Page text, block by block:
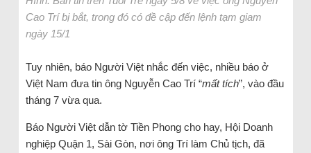
Cao Trí bị bắt, trong đó có đề cập đến lệnh tạm giam
ngày 15/1
Tuy nhiên, báo Người Việt nhắc đến việc, nhiều báo ở
Việt Nam đưa tin ông Nguyễn Cao Trí “mất tích”, vào đầu
tháng 7 vừa qua.
Báo Người Việt dẫn tờ Tiền Phong cho hay, Hội Doanh
nghiệp Quận 1, Sài Gòn, nơi ông Trí làm Chủ tịch, đã